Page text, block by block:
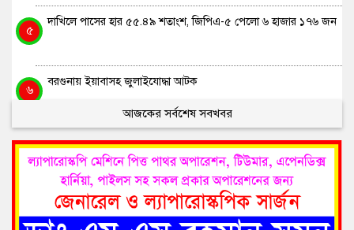
৫
দাখিলে পাসের হার ৫৫.৪৯ শতাংশ, জিপিএ-৫ পেলো ৬ হাজার ১৭৬ জন
৬
বরগুনায় ইয়াবাসহ জুলাইযোদ্ধা আটক
৭
মির্জা ফখরুলই হচ্ছেন পরবর্তী রাষ্ট্রপতি
আলেম-ওলামাদের সঙ্গে নিয়ে দেশ গঠনে কাজ করতে চাই: প্রধানমন্ত্রী
আজকের সর্বশেষ সবখবর